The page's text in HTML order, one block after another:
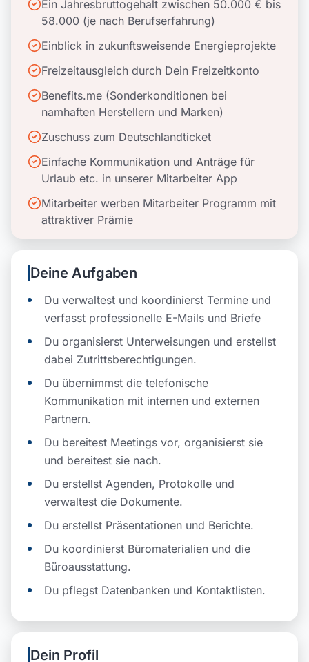
Ein Jahresbruttogehalt zwischen 50.000 € bis
58.000 (je nach Berufserfahrung)
Einblick in zukunftsweisende Energieprojekte
Freizeitausgleich durch Dein Freizeitkonto
Benefits.me (Sonderkonditionen bei
namhaften Herstellern und Marken)
Zuschuss zum Deutschlandticket
Einfache Kommunikation und Anträge für
Urlaub etc. in unserer Mitarbeiter App
Mitarbeiter werben Mitarbeiter Programm mit
attraktiver Prämie
Deine Aufgaben
Du verwaltest und koordinierst Termine und
verfasst professionelle E-Mails und Briefe
Du organisierst Unterweisungen und erstellst
dabei Zutrittsberechtigungen.
Du übernimmst die telefonische
Kommunikation mit internen und externen
Partnern.
Du bereitest Meetings vor, organisierst sie
und bereitest sie nach.
Du erstellst Agenden, Protokolle und
verwaltest die Dokumente.
Du erstellst Präsentationen und Berichte.
Du koordinierst Büromaterialien und die
Büroausstattung.
Du pflegst Datenbanken und Kontaktlisten.
Dein Profil